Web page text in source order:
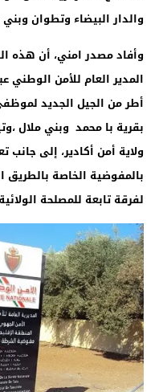
والدار البيضاء وتطوان وبني
وأفاد مصدر امني، أن هذه
المدير العام للأمن
أطر من الجيل الجديد
بقرية با محمد وبني ملال
ولاية أمن أكادير، إلى
بالمفوضية الخاصة بالطريق
لفرقة تابعة للمصلحة